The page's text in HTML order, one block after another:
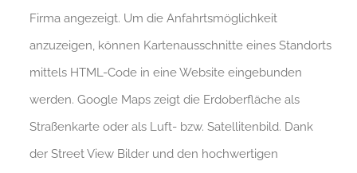
Firma angezeigt. Um die Anfahrtsmöglichkeit
anzuzeigen, können Kartenausschnitte eines Standorts
mittels HTML-Code in eine Website eingebunden
werden. Google Maps zeigt die Erdoberfläche als
Straßenkarte oder als Luft- bzw. Satellitenbild. Dank
der Street View Bilder und den hochwertigen